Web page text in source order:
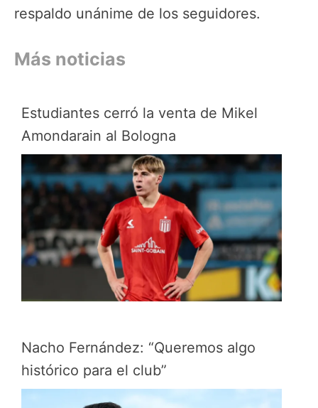
respaldo unánime de los seguidores.
Más noticias
Estudiantes cerró la venta de Mikel
Amondarain al Bologna
Nacho Fernández: “Queremos algo
histórico para el club”